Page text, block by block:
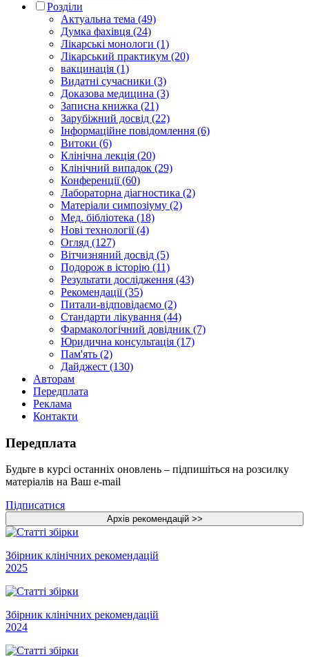
Розділи
Актуальна тема (49)
Думка фахівця (24)
Лікарські монологи (1)
Лікарський практикум (20)
вакцинація (1)
Видатні сучасники (3)
Доказова медицина (3)
Записна книжка (21)
Зарубіжний досвід (22)
Інформаційне повідомлення (6)
Витоки (6)
Клінічна лекція (20)
Клінічний випадок (29)
Конференції (60)
Лабораторна діагностика (2)
Матеріали симпозіуму (2)
Мед. бібліотека (18)
Нові технології (4)
Огляд (127)
Вітчизняний досвід (5)
Подорож в історію (11)
Результати дослідження (43)
Рекомендації (35)
Питали-відповідаємо (2)
Стандарти лікування (44)
Фармакологічний довідник (7)
Юридична консультація (17)
Пам'ять (2)
Дайджест (130)
Авторам
Передплата
Реклама
Контакти
Передплата
Будьте в курсі останніх оновлень – підпишіться на розсилку
матеріалів на Ваш e-mail
Підписатися
Збірник клінічних рекомендацій
2025
Збірник клінічних рекомендацій
2024